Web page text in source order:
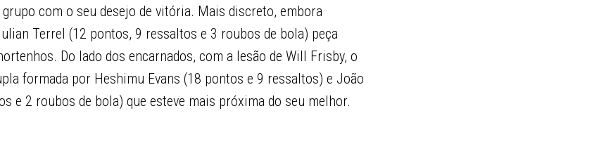
com o seu desejo de vitória. Mais discreto, embora
Terrel (12 pontos, 9 ressaltos e 3 roubos de bola) peça
Do lado dos encarnados, com a lesão de Will Frisby, o
formada por Heshimu Evans (18 pontos e 9 ressaltos) e João
e 2 roubos de bola) que esteve mais próxima do seu melhor.